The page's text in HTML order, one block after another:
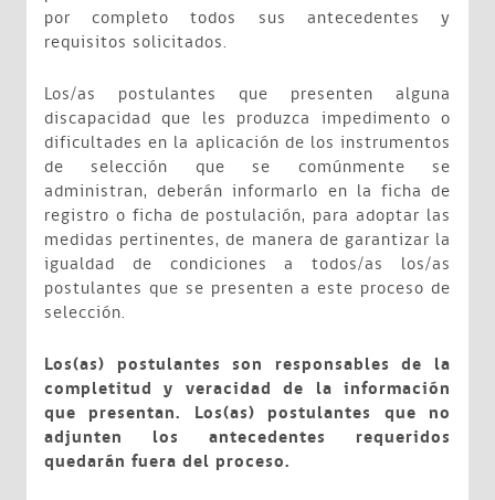
por completo todos sus antecedentes y
requisitos solicitados.
Los/as postulantes que presenten alguna
discapacidad que les produzca impedimento o
dificultades en la aplicación de los instrumentos
de selección que se comúnmente se
administran, deberán informarlo en la ficha de
registro o ficha de postulación, para adoptar las
medidas pertinentes, de manera de garantizar la
igualdad de condiciones a todos/as los/as
postulantes que se presenten a este proceso de
selección.
Los(as) postulantes son responsables de la
completitud y veracidad de la información
que presentan. Los(as) postulantes que no
adjunten los antecedentes requeridos
quedarán fuera del proceso.